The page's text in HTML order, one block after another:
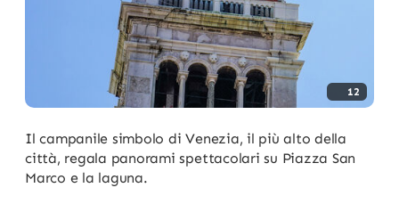
12
Il campanile simbolo di Venezia, il più alto della
città, regala panorami spettacolari su Piazza San
Marco e la laguna.